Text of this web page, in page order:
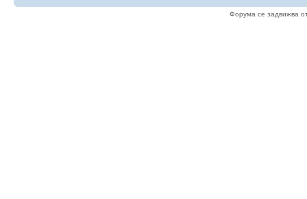
Форума се задвижва